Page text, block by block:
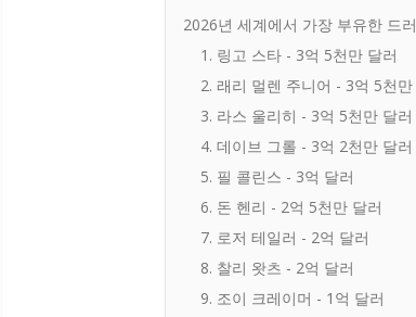
2026년 세계에서 가장 부유한 드
1. 링고 스타 - 3억 5천만 달러
2. 래리 멀렌 주니어 - 3억 5천만
3. 라스 울리히 - 3억 5천만 달러
4. 데이브 그롤 - 3억 2천만 달러
5. 필 콜린스 - 3억 달러
6. 돈 헨리 - 2억 5천만 달러
7. 로저 테일러 - 2억 달러
8. 찰리 왓츠 - 2억 달러
9. 조이 크레이머 - 1억 달러